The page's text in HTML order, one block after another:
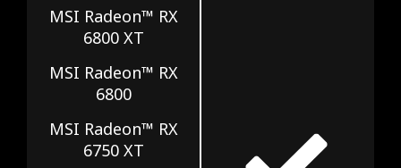
MSI Radeon™ RX
6800 XT
MSI Radeon™ RX
6800
MSI Radeon™ RX
6750 XT